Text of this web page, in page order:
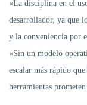
«La disciplina en el
desarrollador, ya que
y la conveniencia por
«Sin un modelo
escalar más rápido
herramientas